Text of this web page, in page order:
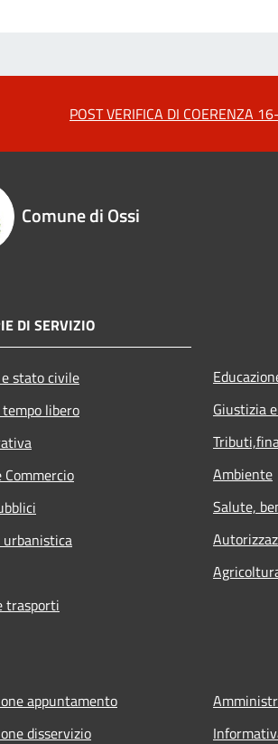
POST VERIFICA DI COERENZA
Comune di Ossi
DI SERVIZIO
stato civile
libero
Commercio
urbanistica
trasporti
Giustizia
Ambiente
Salute,
appuntamento
disservizio